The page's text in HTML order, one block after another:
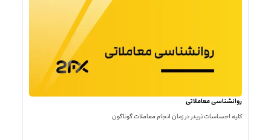
روانشناسی معاملاتی
کلیه احساسات تریدر در زمان انجام معاملات گوناگون